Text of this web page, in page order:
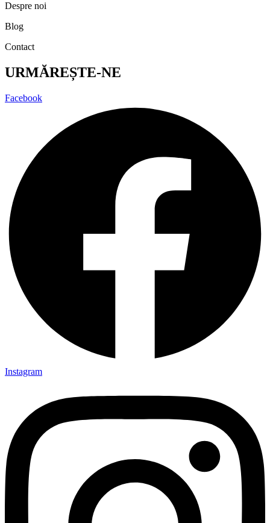
Despre noi
Blog
Contact
URMĂREȘTE-NE
Facebook
Instagram